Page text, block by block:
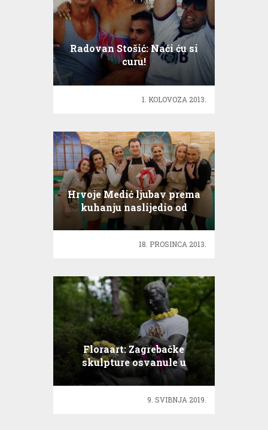
Radovan Stošić: Naći ću si
curu!
1. KOLOVOZA 2013.
Hrvoje Medić ljubav prema
kuhanju naslijedio od
majke!
18. PROSINCA 2013.
Floraart: Zagrebačke
skulpture osvanule u
cvjetnom ruhu
9. SVIBNJA 2019.